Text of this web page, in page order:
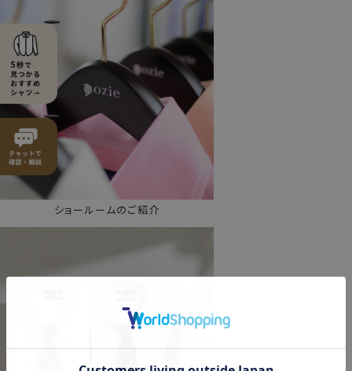
ショールームのご紹介